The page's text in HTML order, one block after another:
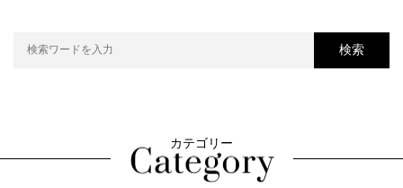
検索
カテゴリー